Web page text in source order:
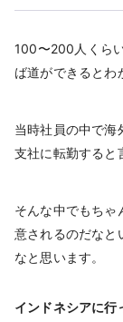
100〜200人くら
ば道ができるとわ
当時社員の中で海
支社に転勤すると
そんな中でもちゃ
意されるのだなと
なと思います。
インドネシアに行